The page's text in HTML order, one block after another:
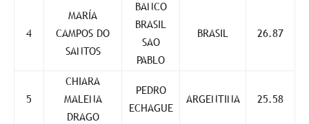
4
MARÍA
CAMPOS DO
SANTOS
BANCO
BRASIL
SAO
PABLO
BRASIL 26.87
5
CHIARA
MALENA
DRAGO
PEDRO
ECHAGUE
ARGENTINA 25.58